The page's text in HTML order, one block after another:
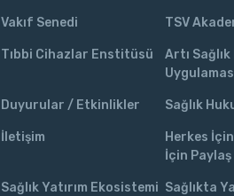
Vakıf Senedi TSV
Tıbbi Cihazlar Enstitüsü
Artı Sağlık
Duyurular / Etkinlikler Sağlık
İletişim
Herkes
İçin Paylaş
Sağlık Yatırım Ekosistemi Sağlıkta